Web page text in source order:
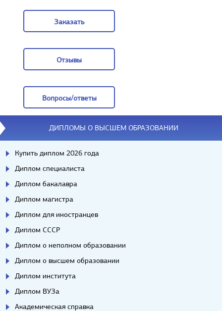
Заказать
Отзывы
Вопросы/ответы
Вопросы/ответы
ДИПЛОМЫ О ВЫСШЕМ ОБРАЗОВАНИИ
Купить диплом 2026 года
Диплом специалиста
Диплом бакалавра
Диплом магистра
Диплом для иностранцев
Диплом СССР
Диплом о неполном образовании
Диплом о высшем образовании
Диплом института
Диплом ВУЗа
Академическая справка